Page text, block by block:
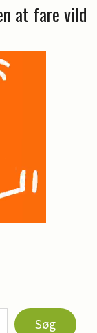
at fare vild
Søg